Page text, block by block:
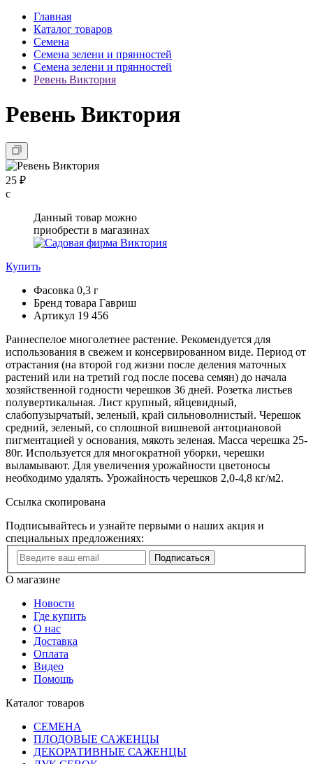
Главная
Каталог товаров
Семена
Семена зелени и прянностей
Семена зелени и прянностей
Ревень Виктория
Ревень Виктория
25 ₽
с
Данный товар можно
приобрести в магазинах
Купить
Фасовка 0,3 г
Бренд товара Гавриш
Артикул 19 456
Раннеспелое многолетнее растение. Рекомендуется для
использования в свежем и консервированном виде. Период от
отрастания (на второй год жизни после деления маточных
растений или на третий год после посева семян) до начала
хозяйственной годности черешков 36 дней. Розетка листьев
полувертикальная. Лист крупный, яйцевидный,
слабопузырчатый, зеленый, край сильноволнистый. Черешок
средний, зеленый, со сплошной вишневой антоциановой
пигментацией у основания, мякоть зеленая. Масса черешка 25-
80г. Используется для многократной уборки, черешки
выламывают. Для увеличения урожайности цветоносы
необходимо удалять. Урожайность черешков 2,0-4,8 кг/м2.
Ссылка скопирована
Подписывайтесь и узнайте первыми о наших акция и
специальных предложениях:
Подписаться
О магазине
Новости
Где купить
О нас
Доставка
Оплата
Видео
Помощь
Каталог товаров
СЕМЕНА
ПЛОДОВЫЕ САЖЕНЦЫ
ДЕКОРАТИВНЫЕ САЖЕНЦЫ